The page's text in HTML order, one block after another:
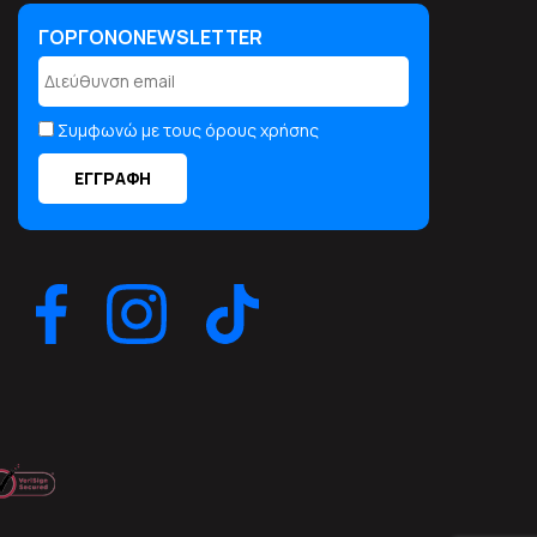
ΓΟΡΓΟΝΟNEWSLETTER
Συμφωνώ με τους όρους χρήσης